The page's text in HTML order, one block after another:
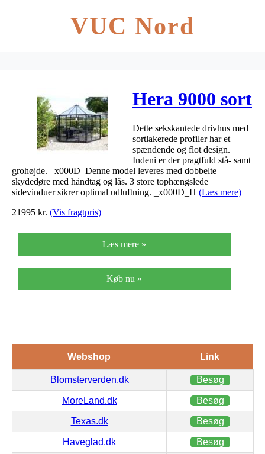
VUC Nord
Hera 9000 sort
Dette sekskantede drivhus med
sortlakerede profiler har et
spændende og flot design.
Indeni er der pragtfuld stå- samt
grohøjde. _x000D_Denne model leveres med dobbelte
skydedøre med håndtag og lås. 3 store tophængslede
sidevinduer sikrer optimal udluftning. _x000D_H (Læs mere)
21995 kr. (Vis fragtpris)
Læs mere »
Køb nu »
Webshop Link
Blomsterverden.dk Besøg
MoreLand.dk Besøg
Texas.dk Besøg
Haveglad.dk Besøg